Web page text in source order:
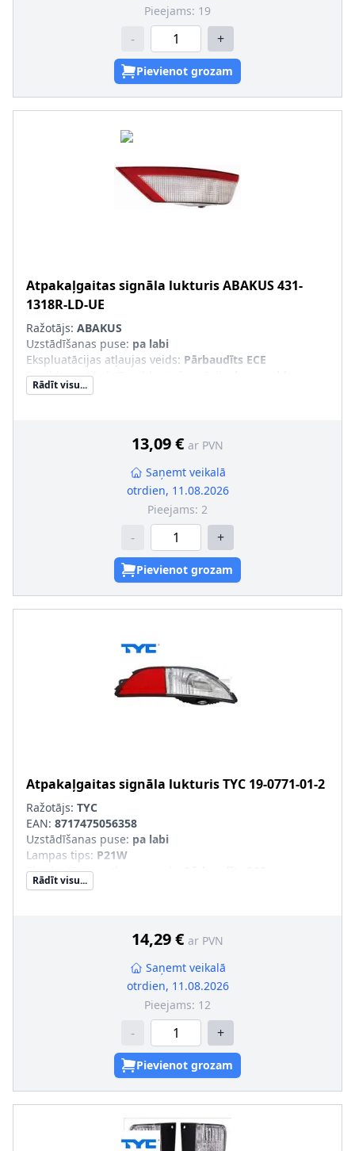
Pieejams: 19
- +
Pievienot grozam
Atpakaļgaitas signāla lukturisABAKUS431-
1318R-LD-UE
Ražotājs: ABAKUS
Uzstādīšanas puse: pa labi
Ekspluatācijas atļaujas veids: Pārbaudīts ECE
Papildus artikuls/Papildus informācija
turētāja, bez kvēlspuldzes
Rādīt visu...
13,09 € ar PVN
Saņemt veikalā
otrdien, 11.08.2026
Pieejams: 2
- +
Pievienot grozam
Atpakaļgaitas signāla lukturisTYC 19-0771-01-2
Ražotājs: TYC
EAN: 8717475056358
Uzstādīšanas puse: pa labi
Lampas tips: P21W
Ekspluatācijas atļaujas veids
Papildus artikuls/Papildus informācija
Rādīt visu...
14,29 € ar PVN
Saņemt veikalā
otrdien, 11.08.2026
Pieejams: 12
- +
Pievienot grozam